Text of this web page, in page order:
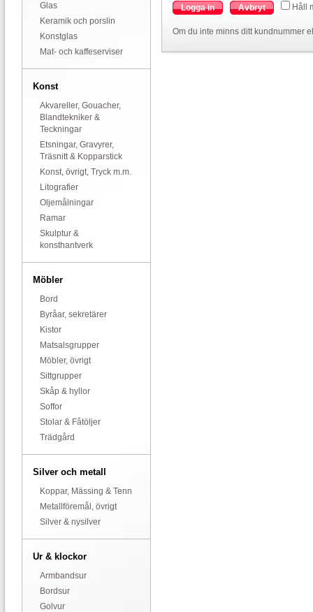
Glas
Keramik och porslin
Konstglas
Mat- och kaffeserviser
Konst
Akvareller, Gouacher,
Blandtekniker &
Teckningar
Etsningar, Gravyrer,
Träsnitt & Kopparstick
Konst, övrigt, Tryck m.m.
Litografier
Oljemålningar
Ramar
Skulptur &
konsthantverk
Möbler
Bord
Byråar, sekretärer
Kistor
Matsalsgrupper
Möbler, övrigt
Sittgrupper
Skåp & hyllor
Soffor
Stolar & Fåtöljer
Trädgård
Silver och metall
Koppar, Mässing & Tenn
Metallföremål, övrigt
Silver & nysilver
Ur & klockor
Armbandsur
Bordsur
Golvur
Logga in Avbryt Håll
Om du inte minns ditt kundnummer